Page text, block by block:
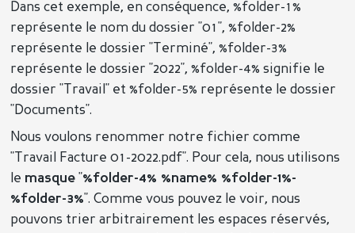
Dans cet exemple, en conséquence, %folder-1%
représente le nom du dossier "01", %folder-2%
représente le dossier "Terminé", %folder-3%
représente le dossier "2022", %folder-4% signifie le
dossier "Travail" et %folder-5% représente le dossier
"Documents".
Nous voulons renommer notre fichier comme
"Travail Facture 01-2022.pdf". Pour cela, nous utilisons
le masque "%folder-4% %name% %folder-1%-
%folder-3%". Comme vous pouvez le voir, nous
pouvons trier arbitrairement les espaces réservés,